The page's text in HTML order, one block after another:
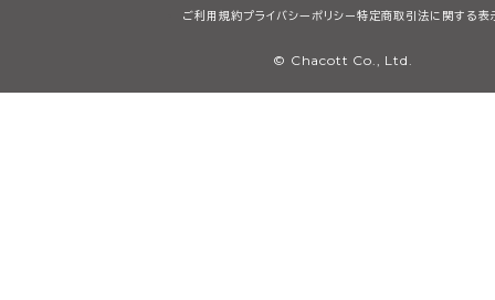
ご利用規約プライバシーポリシー特定商取引法に関する表
© Chacott Co., Ltd.